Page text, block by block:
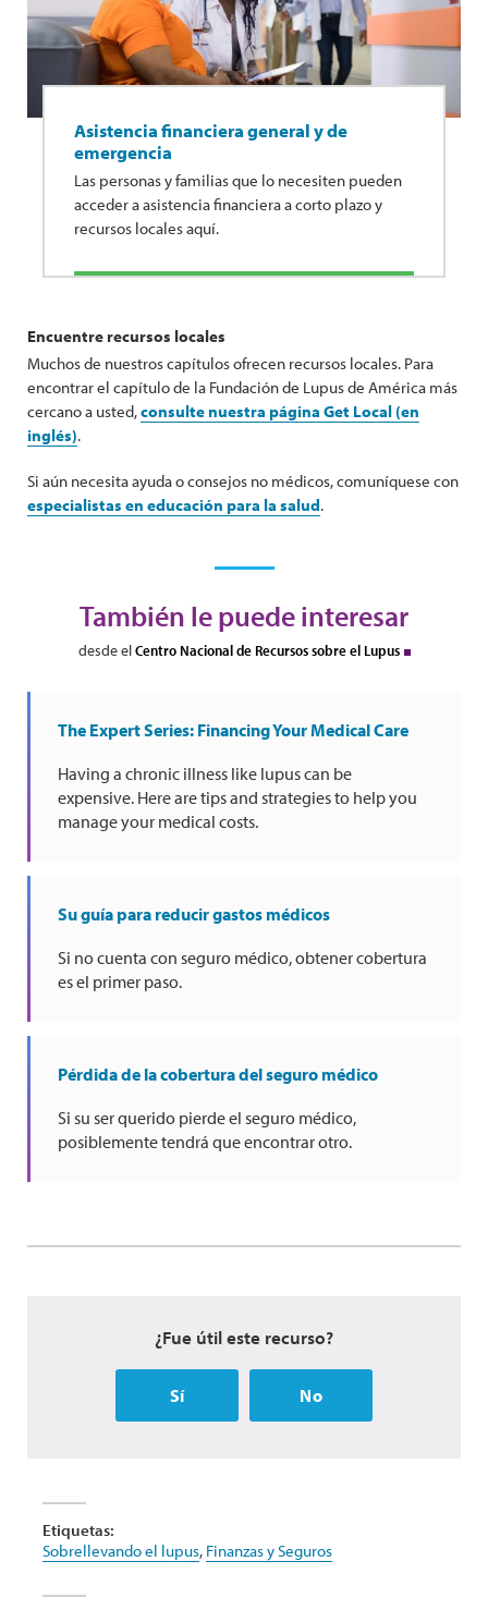
Asistencia financiera general y de
emergencia
Las personas y familias que lo necesiten pueden
acceder a asistencia financiera a corto plazo y
recursos locales aquí.
Encuentre recursos locales
Muchos de nuestros capítulos ofrecen recursos locales. Para
encontrar el capítulo de la Fundación de Lupus de América más
cercano a usted,consulte nuestra página Get Local (en
inglés).
Si aún necesita ayuda o consejos no médicos, comuníquese con
especialistas en educación para la salud.
También le puede interesar
desde elCentro Nacional de Recursos sobre el Lupus
The Expert Series: Financing Your Medical Care
Having a chronic illness like lupus can be
expensive. Here are tips and strategies to help you
manage your medical costs.
Su guía para reducir gastos médicos
Si no cuenta con seguro médico, obtener cobertura
es el primer paso.
Pérdida de la cobertura del seguro médico
Si su ser querido pierde el seguro médico,
posiblemente tendrá que encontrar otro.
¿Fue útil este recurso?
Sí No
Etiquetas:
Sobrellevando el lupus, Finanzas y Seguros